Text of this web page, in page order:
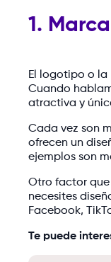
1.
El logotipo o la
Cuando
atractiva y
Cada vez son
ofrecen un
ejemplos son
Otro factor que
necesites
Facebook,
Te puede